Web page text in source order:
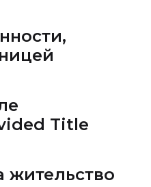
Title